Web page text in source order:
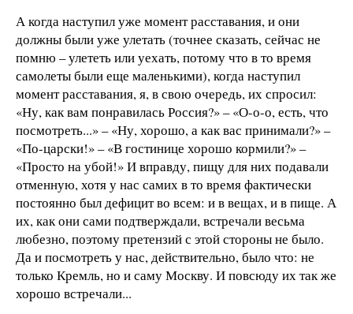
А когда наступил уже момент расставания, и они
должны были уже улетать (точнее сказать, сейчас не
помню – улететь или уехать, потому что в то время
самолеты были еще маленькими), когда наступил
момент расставания, я, в свою очередь, их спросил:
«Ну, как вам понравилась Россия?» – «О-о-о, есть, что
посмотреть...» – «Ну, хорошо, а как вас принимали?» –
«По-царски!» – «В гостинице хорошо кормили?» –
«Просто на убой!» И вправду, пищу для них подавали
отменную, хотя у нас самих в то время фактически
постоянно был дефицит во всем: и в вещах, и в пище. А
их, как они сами подтверждали, встречали весьма
любезно, поэтому претензий с этой стороны не было.
Да и посмотреть у нас, действительно, было что: не
только Кремль, но и саму Москву. И повсюду их так же
хорошо встречали...